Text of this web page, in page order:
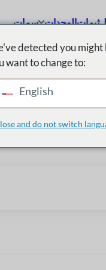
سمات الوحداتثيمات
detected you might
want to change to:
English
and do not switch